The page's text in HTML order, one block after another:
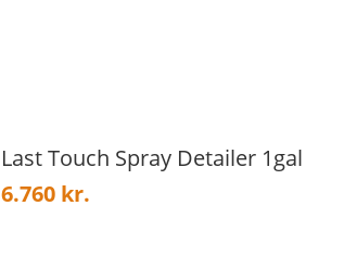
Last Touch Spray Detailer 1gal
6.760 kr.